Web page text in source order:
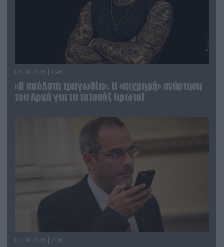
08.08.2026 | 09:02
«Η απόλυτη τραγωδία»: Η «αιχμηρή» ανάρτηση
του Αρκά για τα τατουάζ (φωτο)
07.08.2026 | 20:02